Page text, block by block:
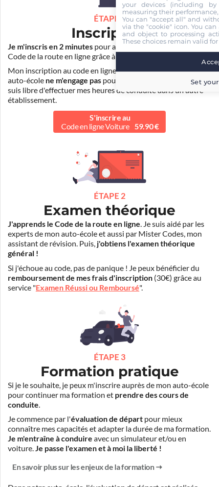
ÉTAPE 1
Inscription
Je m'inscris en 2 minutes pour accéder à ma formation au
Code de la route en ligne grâce à
Mon inscription au code en ligne voiture auprès de mon
auto-école ne m'engage pas pour la suite de ma formation. Je
suis libre d'effectuer mes heures de conduite dans un autre
établissement.
S'inscrire au
Code en ligne Voiture 59.90 €
ÉTAPE 2
Examen théorique
J'apprends le Code de la route en ligne. Je suis aidé par les
experts de mon auto-école et aussi par Mister Codes, mon
assistant de révision. Puis, j'obtiens l'examen théorique
général !
Si j'échoue au code, pas de panique ! Je peux bénéficier du
remboursement de mes frais d'inscription (30€) grâce au
service "Examen Réussi ou Remboursé".
ÉTAPE 3
Formation pratique
Si je le souhaite, je peux m'inscrire auprès de mon auto-école
pour continuer ma formation et prendre des cours de
conduite.
Je commence par l'évaluation de départ pour mieux
connaître mes capacités et adapter la durée de ma formation.
Je m'entraîne à conduire avec un simulateur et/ou en
voiture.Je passe l'examen et à moi la liberté !
En savoir plus sur les enjeux de la formation
your devices (including
measuring their
You can "accept all" and
via the "cookie" icon. You
and object to processing
These choices remain valid
Set